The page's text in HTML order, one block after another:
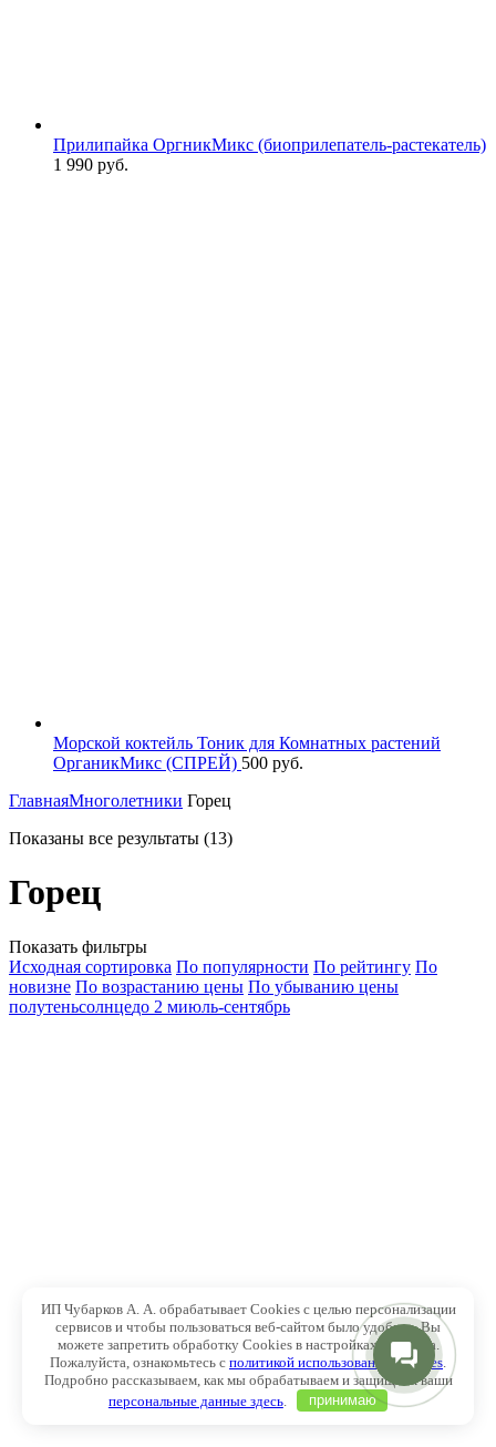
Прилипайка ОргникМикс (биоприлепатель-растекатель)
1 990 руб.
Морской коктейль Тоник для Комнатных растений
ОрганикМикс (СПРЕЙ) 500 руб.
ГлавнаяМноголетники Горец
Показаны все результаты (13)
Горец
Показать фильтры
Исходная сортировка По популярности По рейтингу По
новизне По возрастанию цены По убыванию цены
полутеньсолнцедо 2 миюль-сентябрь
ИП Чубарков А. А. обрабатывает Cookies с целью персонализации
сервисов и чтобы пользоваться веб-сайтом было удобнее. Вы
можете запретить обработку Cookies в настройках браузера.
Пожалуйста, ознакомьтесь с политикой использования Cookies
Подробно рассказываем, как мы обрабатываем и защищаем ваши
персональные данные здесь. принимаю